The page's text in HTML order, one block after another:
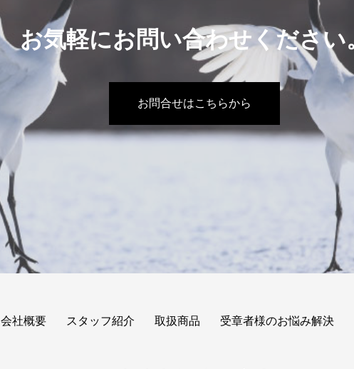
お気軽にお問い合わせください
お問合せはこちらから
会社概要 スタッフ紹介 取扱商品 受章者様のお悩み解決